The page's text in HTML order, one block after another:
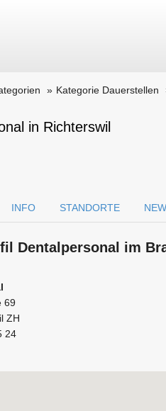
Kategorie Dauerstellen
in Richterswil
INFO STANDORTE
Dentalpersonal im
69
ZH
24